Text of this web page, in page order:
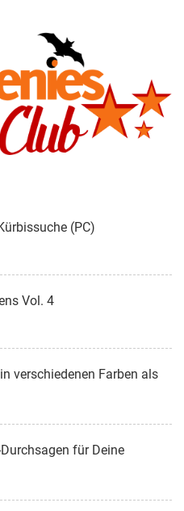
(PC)
Vol. 4
verschiedenen Farben als
für Deine